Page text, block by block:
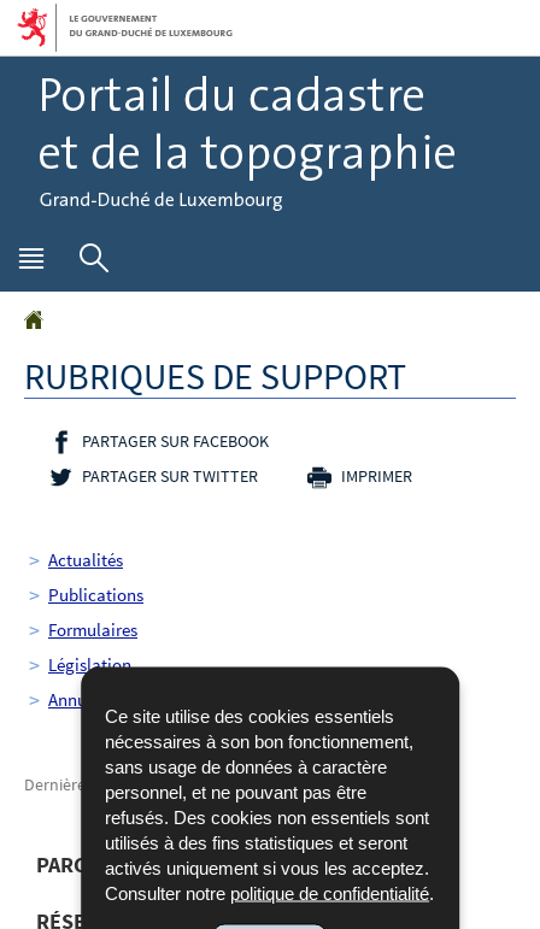
Ce site utilise des cookies essentiels
nécessaires à son bon fonctionnement,
sans usage de données à caractère
personnel, et ne pouvant pas être
refusés. Des cookies non essentiels sont
utilisés à des fins statistiques et seront
activés uniquement si vous les acceptez.
Consulter notre politique de confidentialité
Aller
navigation
Aller
Menu
RUBRIQUES DE SUPPORT
PARTAGER SUR FACEBOOK
PARTAGER SUR TWITTER - NOUVELLE FENÊTRE
IMPRIMER
Actualités
Publications
Formulaires
Législation
Annuaire
Dernière mise à jour27/12/2023
PARCELLES / RÉSIDENCES
RÉSEAUX GÉODÉSIQUES / GNSS NETWORK